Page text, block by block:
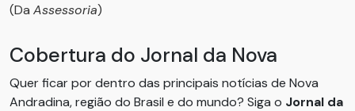
(Da Assessoria)
Cobertura do Jornal da Nova
Quer ficar por dentro das principais notícias de Nova
Andradina, região do Brasil e do mundo? Siga o Jornal da